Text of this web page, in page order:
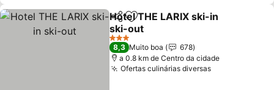
PartilharAdicionar aos favoritos
Hotel THE LARIX ski-in
ski-out
3 Estrelas
8,3 Muito boa
678
a 0.8 km de Centro da cidade
Ofertas culinárias diversas